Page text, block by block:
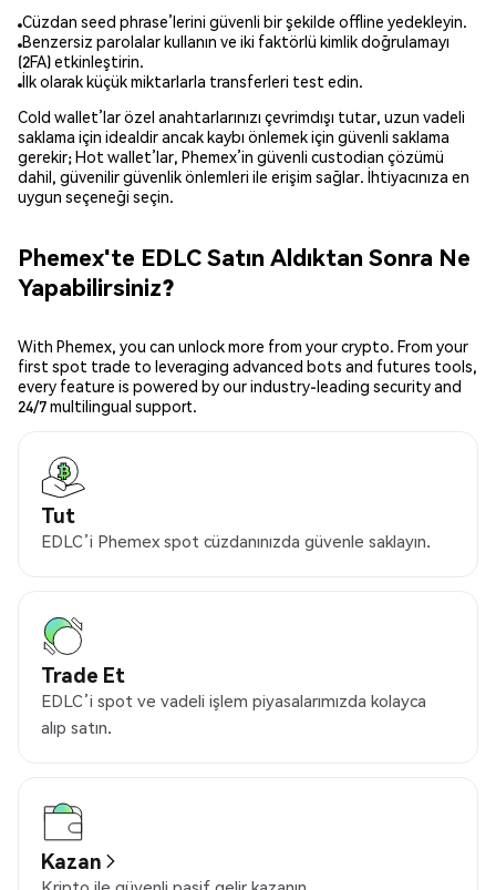
Cüzdan seed phrase’lerini güvenli bir şekilde offline yedekleyin.
Benzersiz parolalar kullanın ve iki faktörlü kimlik doğrulamayı
(2FA) etkinleştirin.
İlk olarak küçük miktarlarla transferleri test edin.
Cold wallet’lar özel anahtarlarınızı çevrimdışı tutar, uzun vadeli
saklama için idealdir ancak kaybı önlemek için güvenli saklama
gerekir; Hot wallet’lar, Phemex’in güvenli custodian çözümü
dahil, güvenilir güvenlik önlemleri ile erişim sağlar. İhtiyacınıza en
uygun seçeneği seçin.
Phemex'te EDLC Satın Aldıktan Sonra Ne
Yapabilirsiniz?
With Phemex, you can unlock more from your crypto. From your
first spot trade to leveraging advanced bots and futures tools,
every feature is powered by our industry-leading security and
24/7 multilingual support.
Tut
EDLC’i Phemex spot cüzdanınızda güvenle saklayın.
Trade Et
EDLC’i spot ve vadeli işlem piyasalarımızda kolayca
alıp satın.
Kazan